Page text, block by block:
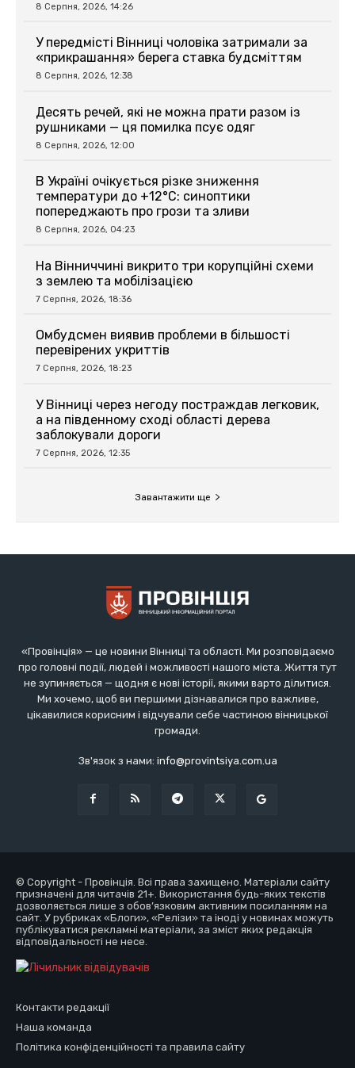
8 Серпня, 2026, 14:26
У передмісті Вінниці чоловіка затримали за
«прикрашання» берега ставка будсміттям
8 Серпня, 2026, 12:38
Десять речей, які не можна прати разом із
рушниками — ця помилка псує одяг
8 Серпня, 2026, 12:00
В Україні очікується різке зниження
температури до +12°C: синоптики
попереджають про грози та зливи
8 Серпня, 2026, 04:23
На Вінниччині викрито три корупційні схеми
з землею та мобілізацією
7 Серпня, 2026, 18:36
Омбудсмен виявив проблеми в більшості
перевірених укриттів
7 Серпня, 2026, 18:23
У Вінниці через негоду постраждав легковик,
а на південному сході області дерева
заблокували дороги
7 Серпня, 2026, 12:35
Завантажити ще
«Провінція» — це новини Вінниці та області. Ми розповідаємо
про головні події, людей і можливості нашого міста. Життя тут
не зупиняється — щодня є нові історії, якими варто ділитися.
Ми хочемо, щоб ви першими дізнавалися про важливе,
цікавилися корисним і відчували себе частиною вінницької
громади.
Зв'язок з нами: info@provintsiya.com.ua
© Copyright - Провінція. Всі права захищено. Матеріали сайту
призначені для читачів 21+. Використання будь-яких текстів
дозволяється лише з обов’язковим активним посиланням на
сайт. У рубриках «Блоги», «Релізи» та іноді у новинах можуть
публікуватися рекламні матеріали, за зміст яких редакція
відповідальності не несе.
Контакти редакції
Наша команда
Політика конфіденційності та правила сайту